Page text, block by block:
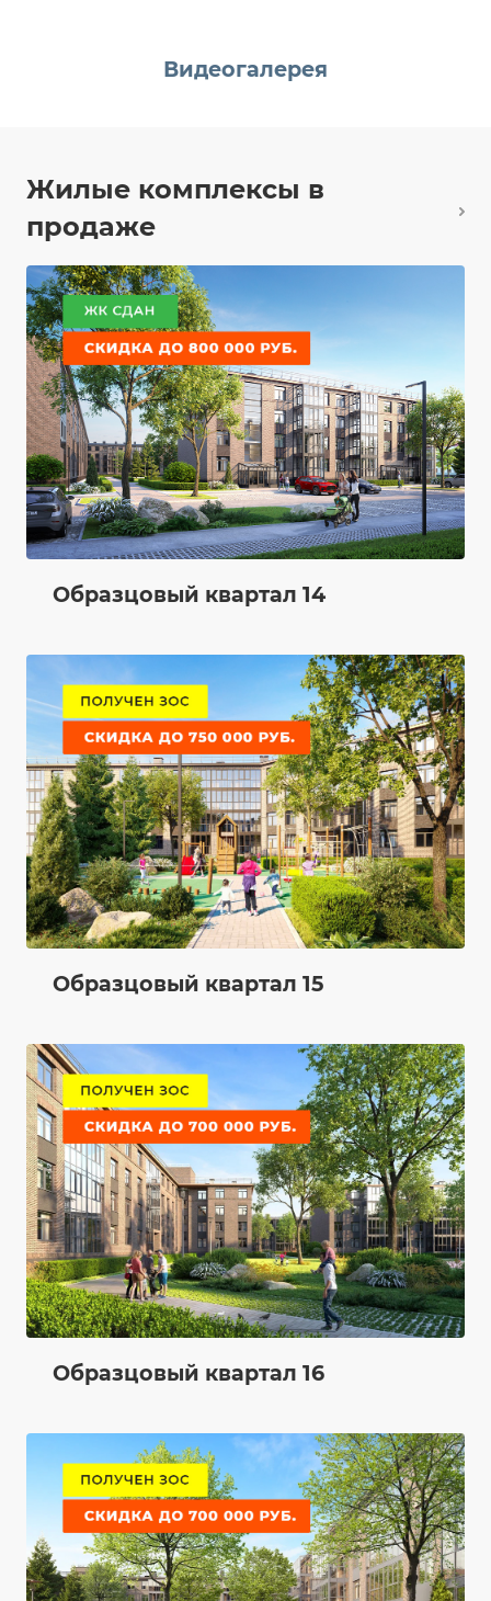
Видеогалерея
Жилые комплексы в
продаже
Образцовый квартал 14
Образцовый квартал 15
Образцовый квартал 16